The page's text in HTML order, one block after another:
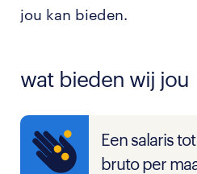
jou kan bieden.
wat bieden wij jou
Een salaris
bruto per